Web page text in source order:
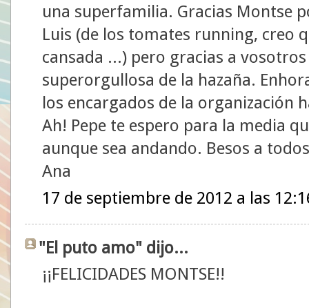
una superfamilia. Gracias Montse
Luis (de los tomates running, creo
cansada ...) pero gracias a
superorgullosa de la hazaña.
los encargados de la organización
Ah! Pepe te espero para la media
aunque sea andando. Besos a
Ana
17 de septiembre de 2012 a las
"El puto amo" dijo...
¡¡FELICIDADES MONTSE!!